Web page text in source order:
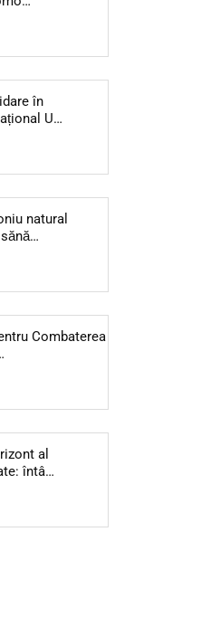
în
U…
natural
Combaterea
al
întâ…